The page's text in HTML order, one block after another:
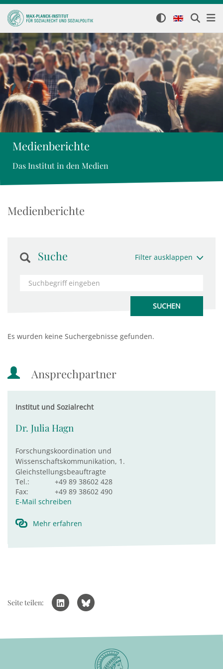
Medienberichte
Das Institut in den Medien
Medienberichte
Suche Filter ausklappen
Es wurden keine Suchergebnisse gefunden.
Ansprechpartner
Institut und Sozialrecht
Dr. Julia Hagn
Forschungskoordination und
Wissenschaftskommunikation, 1.
Gleichstellungsbeauftragte
Tel.:
+49 89 38602 428
Fax:
+49 89 38602 490
E-Mail schreiben
Mehr erfahren
Seite teilen: